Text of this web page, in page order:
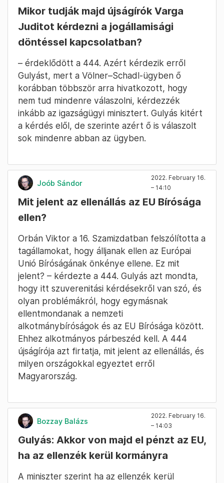
Mikor tudják majd újságírók Varga
Juditot kérdezni a jogállamisági
döntéssel kapcsolatban?
– érdeklődött a 444. Azért kérdezik erről
Gulyást, mert a Völner–Schadl-ügyben ő
korábban többször arra hivatkozott, hogy
nem tud mindenre válaszolni, kérdezzék
inkább az igazságügyi minisztert. Gulyás kitért
a kérdés elől, de szerinte azért ő is válaszolt
sok mindenre abban az ügyben.
Joób Sándor
2022. February 16.
– 14:10
Mit jelent az ellenállás az EU Bírósága
ellen?
Orbán Viktor a 16. Szamizdatban felszólította a
tagállamokat, hogy álljanak ellen az Európai
Unió Bíróságának önkénye ellene. Ez mit
jelent? – kérdezte a 444. Gulyás azt mondta,
hogy itt szuverenitási kérdésekről van szó, és
olyan problémákról, hogy egymásnak
ellentmondanak a nemzeti
alkotmánybíróságok és az EU Bírósága között.
Ehhez alkotmányos párbeszéd kell. A 444
újságírója azt firtatja, mit jelent az ellenállás, és
milyen országokkal egyeztet erről
Magyarország.
Bozzay Balázs
2022. February 16.
– 14:03
Gulyás: Akkor von majd el pénzt az EU,
ha az ellenzék kerül kormányra
A miniszter szerint ha az ellenzék kerül